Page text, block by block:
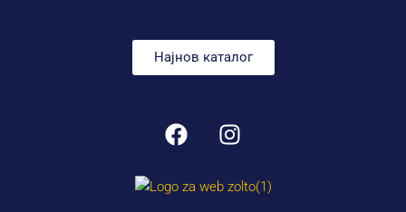
Најнов каталог